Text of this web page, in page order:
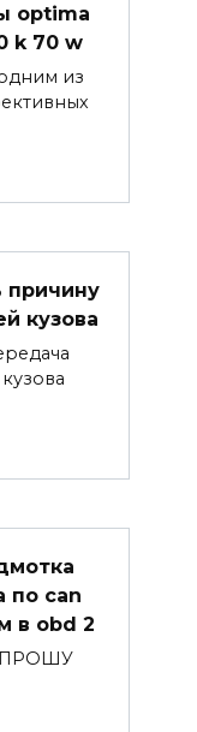
optima
k 70 w
из
причину
кузова
по can
в obd 2
ПРОШУ